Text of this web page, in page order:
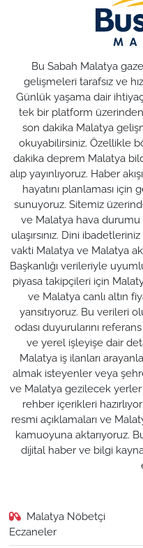
Bu Sabah Malatya
gelişmeleri tarafsız ve
Günlük yaşama dair
tek bir platform
son dakika Malatya
okuyabilirsiniz. Özellikle
dakika deprem Malatya
alıp yayınlıyoruz. Haber
hayatını planlaması
sunuyoruz. Sitemiz
ve Malatya hava
ulaşırsınız. Dini
vakti Malatya ve Malatya
Başkanlığı verileriyle
piyasa takipçileri için
ve Malatya canlı altın
yansıtıyoruz. Bu verileri
odası duyurularını
ve yerel işleyişe dair
Malatya iş ilanları
almak isteyenler veya
ve Malatya gezilecek yerler
rehber içerikleri
resmi açıklamaları ve
kamuoyuna aktarıyoruz.
dijital haber ve bilgi
Malatya Nöbetçi
Eczaneler